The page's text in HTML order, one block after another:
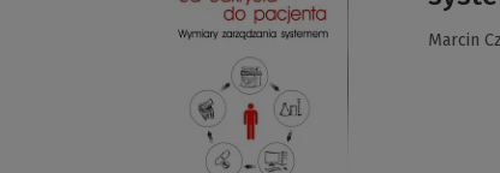
Marcin